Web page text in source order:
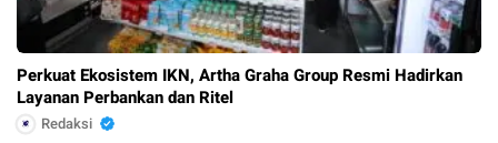
Perkuat Ekosistem IKN, Artha Graha Group Resmi Hadirkan
Layanan Perbankan dan Ritel
Redaksi